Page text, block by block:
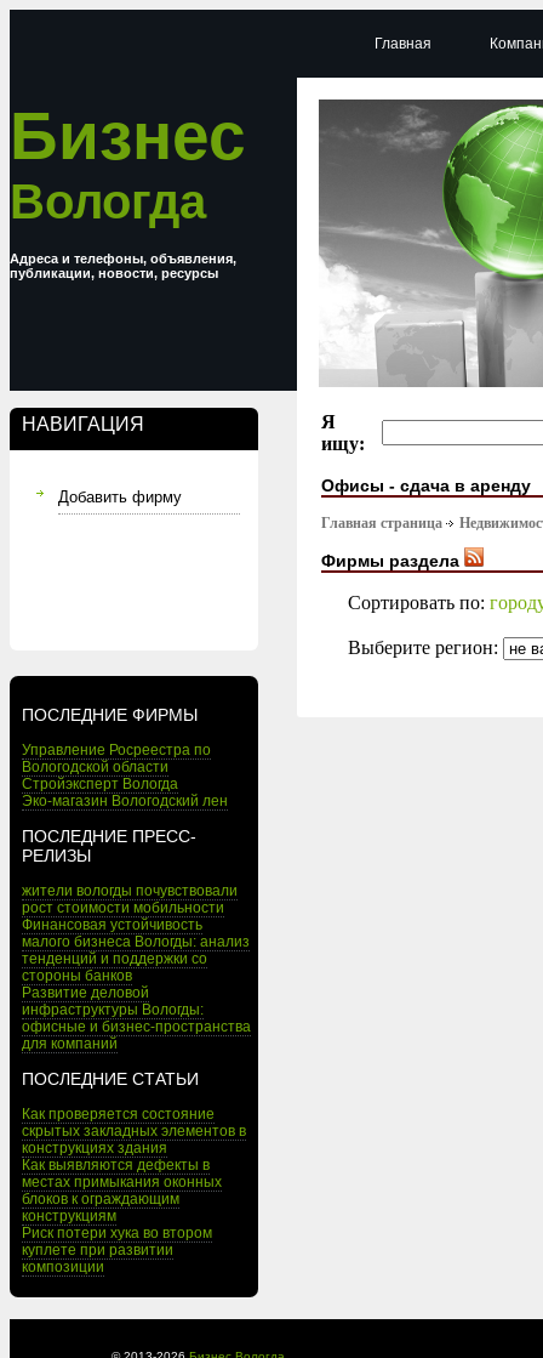
Бизнес
Вологда
Адреса и телефоны, объявления,
публикации, новости, ресурсы
НАВИГАЦИЯ
Добавить фирму
ПОСЛЕДНИЕ ФИРМЫ
Управление Росреестра по
Вологодской области
Стройэксперт Вологда
Эко-магазин Вологодский лен
ПОСЛЕДНИЕ ПРЕСС-
РЕЛИЗЫ
жители вологды почувствовали
рост стоимости мобильности
Финансовая устойчивость
малого бизнеса Вологды: анализ
тенденций и поддержки со
стороны банков
Развитие деловой
инфраструктуры Вологды:
офисные и бизнес-пространства
для компаний
ПОСЛЕДНИЕ СТАТЬИ
Как проверяется состояние
скрытых закладных элементов в
конструкциях здания
Как выявляются дефекты в
местах примыкания оконных
блоков к ограждающим
конструкциям
Риск потери хука во втором
куплете при развитии
композиции
Главная
Я
ищу:
Офисы - сдача в аренду
Главная страница
Фирмы раздела
Сортировать по:
Выберите регион: